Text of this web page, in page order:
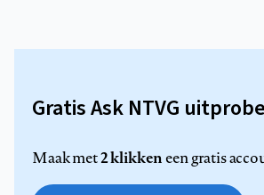
Gratis Ask NTVG
Maak met2 klikkeneen gratis